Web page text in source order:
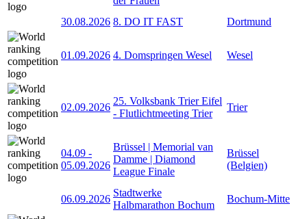
30.08.2026 8. DO IT FAST Dortmund
01.09.2026 4. Domspringen Wesel Wesel
02.09.2026
25. Volksbank Trier Eifel
- Flutlichtmeeting Trier
Trier
04.09 -
05.09.2026
Brüssel | Memorial van
Damme | Diamond
League Finale
Brüssel
(Belgien)
06.09.2026
Stadtwerke
Halbmarathon Bochum
Bochum-Mitte